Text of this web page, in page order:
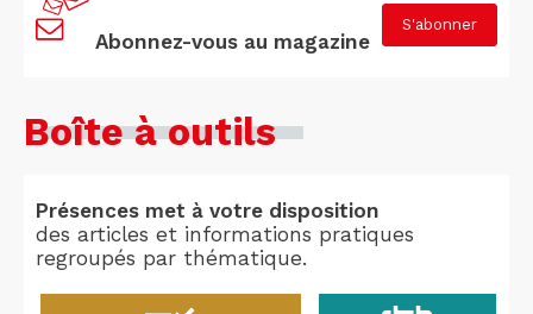
Abonnez-vous au magazine
S'abonner
Boîte à outils
Présences met à votre disposition
des articles et informations pratiques
regroupés par thématique.